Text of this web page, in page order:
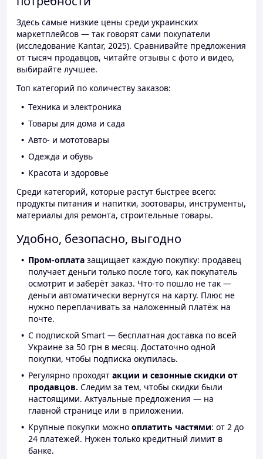
Здесь самые низкие цены среди украинских
маркетплейсов — так говорят сами покупатели
(исследование Kantar, 2025). Сравнивайте предложения
от тысяч продавцов, читайте отзывы с фото и видео,
выбирайте лучшее.
Топ категорий по количеству заказов:
Техника и электроника
Товары для дома и сада
Авто- и мототовары
Одежда и обувь
Красота и здоровье
Среди категорий, которые растут быстрее всего:
продукты питания и напитки, зоотовары, инструменты,
материалы для ремонта, строительные товары.
Удобно, безопасно, выгодно
Пром-оплата защищает каждую покупку: продавец
получает деньги только после того, как покупатель
осмотрит и заберёт заказ. Что-то пошло не так —
деньги автоматически вернутся на карту. Плюс не
нужно переплачивать за наложенный платёж на
почте.
С подпиской Smart — бесплатная доставка по всей
Украине за 50 грн в месяц. Достаточно одной
покупки, чтобы подписка окупилась.
Регулярно проходят акции и сезонные скидки от
продавцов. Следим за тем, чтобы скидки были
настоящими. Актуальные предложения — на
главной странице или в приложении.
Крупные покупки можно оплатить частями: от 2 до
24 платежей. Нужен только кредитный лимит в
банке.